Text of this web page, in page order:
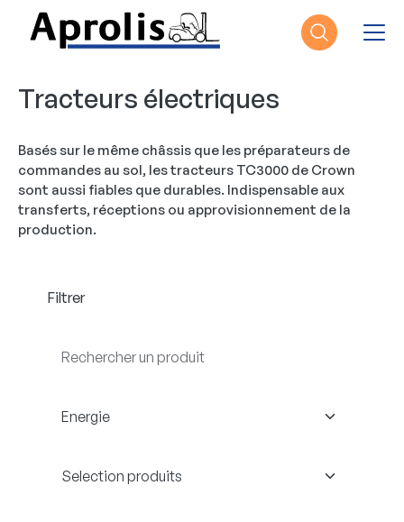
Aller au contenu principal
Tracteurs électriques
Basés sur le même châssis que les préparateurs de
commandes au sol, les tracteurs TC3000 de Crown
sont aussi fiables que durables. Indispensable aux
transferts, réceptions ou approvisionnement de la
production.
Filtrer